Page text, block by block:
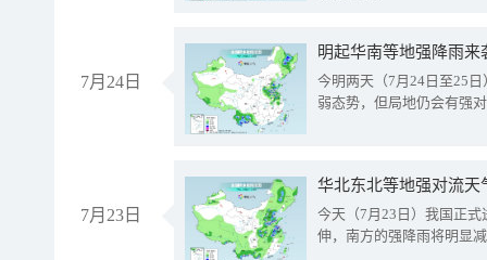
7月24日
明起华南等地强降雨
今明两天（7月24日至25
弱态势，但局地仍会有强
7月23日
华北东北等地强对流天
今天（7月23日）我国正
伸，南方的强降雨将明显